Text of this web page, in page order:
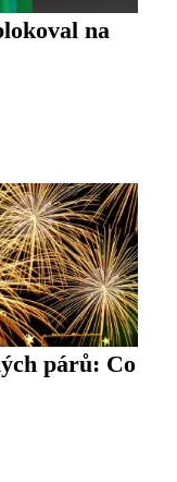
na
párů: Co